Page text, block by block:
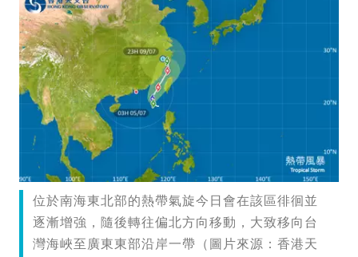
位於南海東北部的熱帶氣旋今日會在該區徘徊並
逐漸增強，隨後轉往偏北方向移動，大致移向台
灣海峽至廣東東部沿岸一帶（圖片來源：香港天